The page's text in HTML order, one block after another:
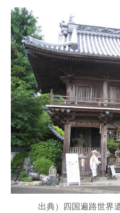
出典）四国遍路世界